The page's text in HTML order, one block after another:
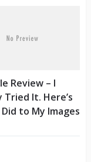
Review – I
Tried It. Here’s
to My Images